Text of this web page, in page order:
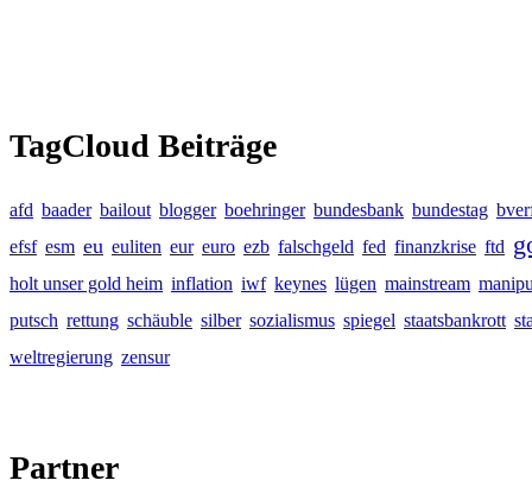
TagCloud Beiträge
afd baader bailout blogger boehringer bundesbank bundestag
efsf esm eu euliten eur euro ezb falschgeld fed finanzkrise ftd
holt unser gold heim inflation iwf keynes lügen mainstream
putsch rettung schäuble silber sozialismus spiegel staatsbankrott
weltregierung zensur
Partner